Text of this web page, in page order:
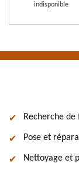
indisponible
Recherche
Pose et
Nettoyage et